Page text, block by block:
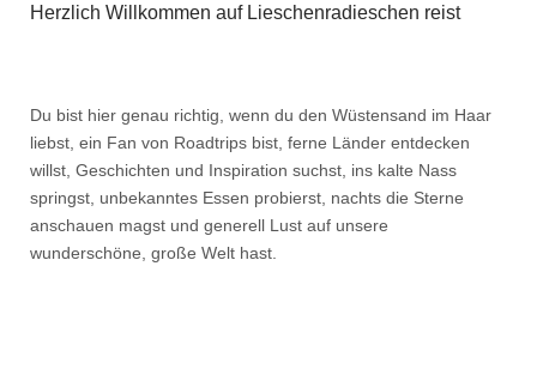
Herzlich Willkommen auf Lieschenradieschen reist
Du bist hier genau richtig, wenn du den Wüstensand im Haar
liebst, ein Fan von Roadtrips bist, ferne Länder entdecken
willst, Geschichten und Inspiration suchst, ins kalte Nass
springst, unbekanntes Essen probierst, nachts die Sterne
anschauen magst und generell Lust auf unsere
wunderschöne, große Welt hast.